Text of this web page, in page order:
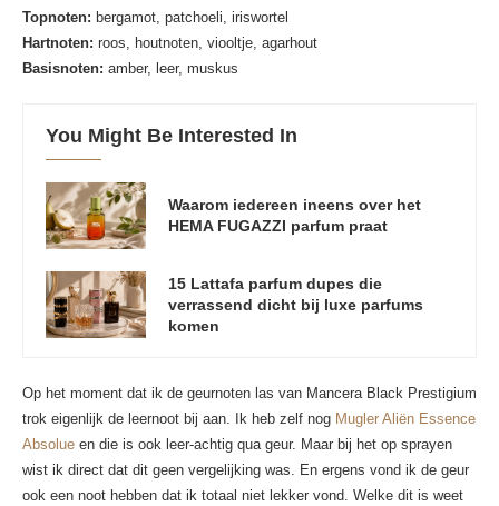
Topnoten: bergamot, patchoeli, iriswortel
Hartnoten: roos, houtnoten, viooltje, agarhout
Basisnoten: amber, leer, muskus
You Might Be Interested In
Waarom iedereen ineens over het
HEMA FUGAZZI parfum praat
15 Lattafa parfum dupes die
verrassend dicht bij luxe parfums
komen
Op het moment dat ik de geurnoten las van Mancera Black Prestigium
trok eigenlijk de leernoot bij aan. Ik heb zelf nog Mugler Aliën Essence
Absolue en die is ook leer-achtig qua geur. Maar bij het op sprayen
wist ik direct dat dit geen vergelijking was. En ergens vond ik de geur
ook een noot hebben dat ik totaal niet lekker vond. Welke dit is weet